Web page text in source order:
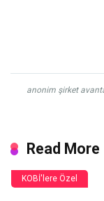
anonim şirket
Read More
KOBİ'lere Özel